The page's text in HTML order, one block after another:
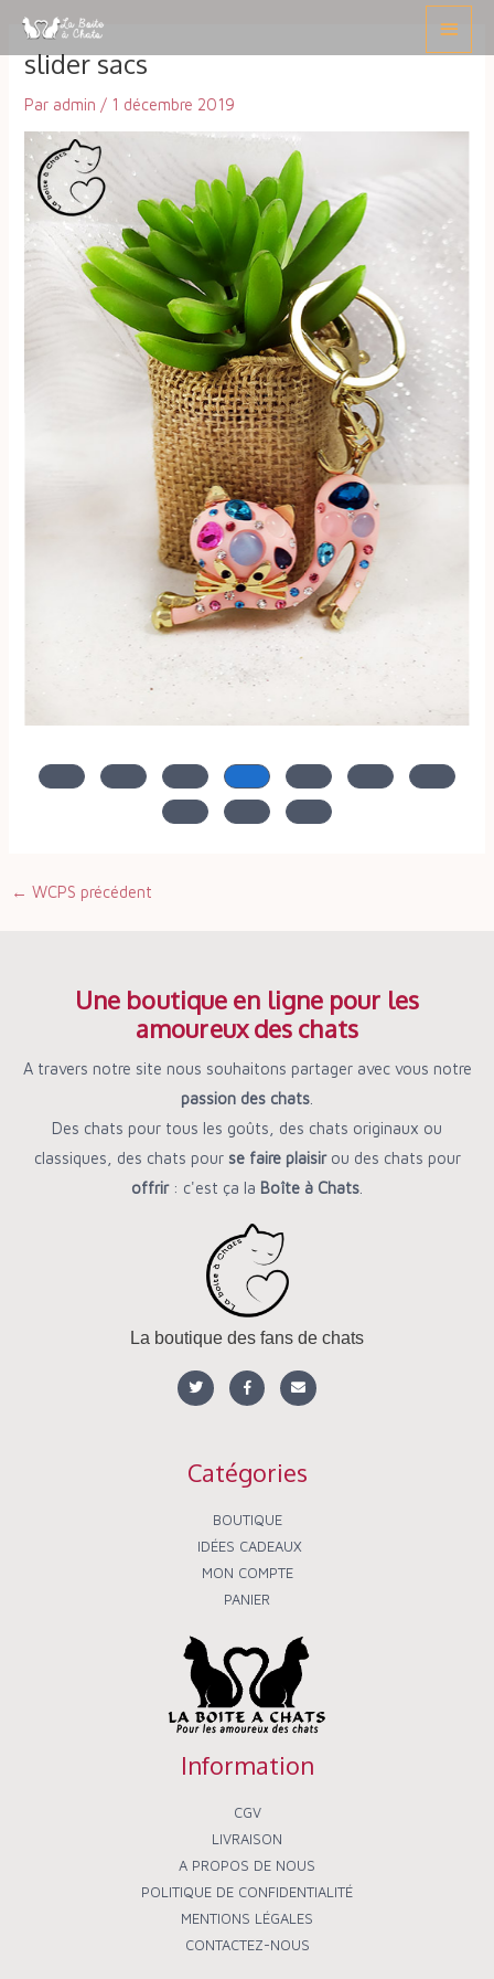
Aller
contenu
Menu
slider sacs
Par admin / 1 décembre 2019
18,00€
Navigation
des
articles
← WCPS précédent
Une boutique en ligne pour les
amoureux des chats
A travers notre site nous souhaitons partager avec vous notre
passion des chats
Des chats pour tous les goûts, des chats originaux ou
classiques, des chats pour se faire plaisirou des chats pour
offrir: c'est ça la Boîte à Chats
La boutique des fans de chats
T
w
i
r
F
a
c
k
-
E
n
v
e
Catégories
BOUTIQUE
IDÉES CADEAUX
MON COMPTE
PANIER
Information
CGV
LIVRAISON
A PROPOS DE NOUS
POLITIQUE DE CONFIDENTIALITÉ
MENTIONS LÉGALES
CONTACTEZ-NOUS